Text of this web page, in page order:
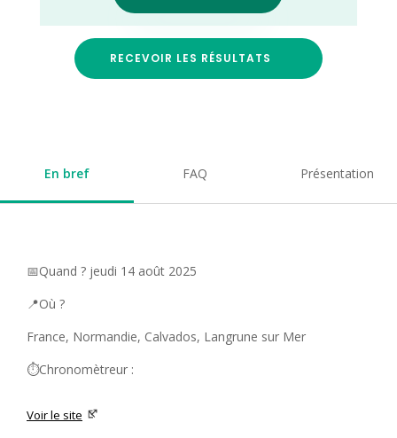
RECEVOIR LES RÉSULTATS
En bref FAQ Présentation
📅Quand ? jeudi 14 août 2025
📍Où ?
France, Normandie, Calvados, Langrune sur Mer
⏱️Chronomètreur :
Voir le site